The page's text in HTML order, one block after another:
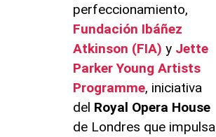
perfeccionamiento,
Fundación Ibáñez
Atkinson (FIA) y Jette
Parker Young Artists
Programme, iniciativa
del Royal Opera House
de Londres que impulsa